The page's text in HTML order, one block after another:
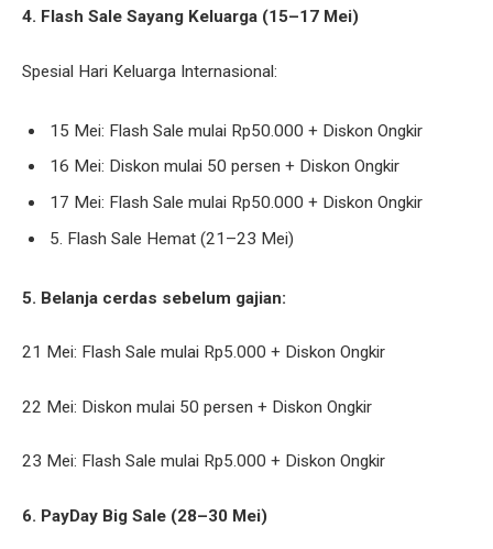
4. Flash Sale Sayang Keluarga (15–17 Mei)
Spesial Hari Keluarga Internasional:
15 Mei: Flash Sale mulai Rp50.000 + Diskon Ongkir
16 Mei: Diskon mulai 50 persen + Diskon Ongkir
17 Mei: Flash Sale mulai Rp50.000 + Diskon Ongkir
5. Flash Sale Hemat (21–23 Mei)
5. Belanja cerdas sebelum gajian:
21 Mei: Flash Sale mulai Rp5.000 + Diskon Ongkir
22 Mei: Diskon mulai 50 persen + Diskon Ongkir
23 Mei: Flash Sale mulai Rp5.000 + Diskon Ongkir
6. PayDay Big Sale (28–30 Mei)